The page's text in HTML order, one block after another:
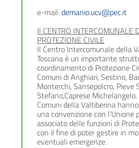
e-mail:demanio.ucv@pec.it
Il CENTRO INTERCOMUNALE
PROTEZIONE CIVILE
Il Centro Intercomunale della
Toscana è un importante
coordinamento di Protezione
Comuni di Anghiari, Sestino,
Monterchi, Sansepolcro, Pieve
Stefano,Caprese
Comuni della Valtiberina
una convenzione con l’Unione
associato delle funzioni di
con il fine di poter gestire in
eventuali emergenze.